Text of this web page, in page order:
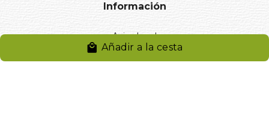
Añadir a la cesta
Información
Aviso legal
Política de privacidad